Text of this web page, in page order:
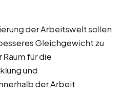
der Arbeitswelt sollen
Gleichgewicht zu
für die
und
der Arbeit